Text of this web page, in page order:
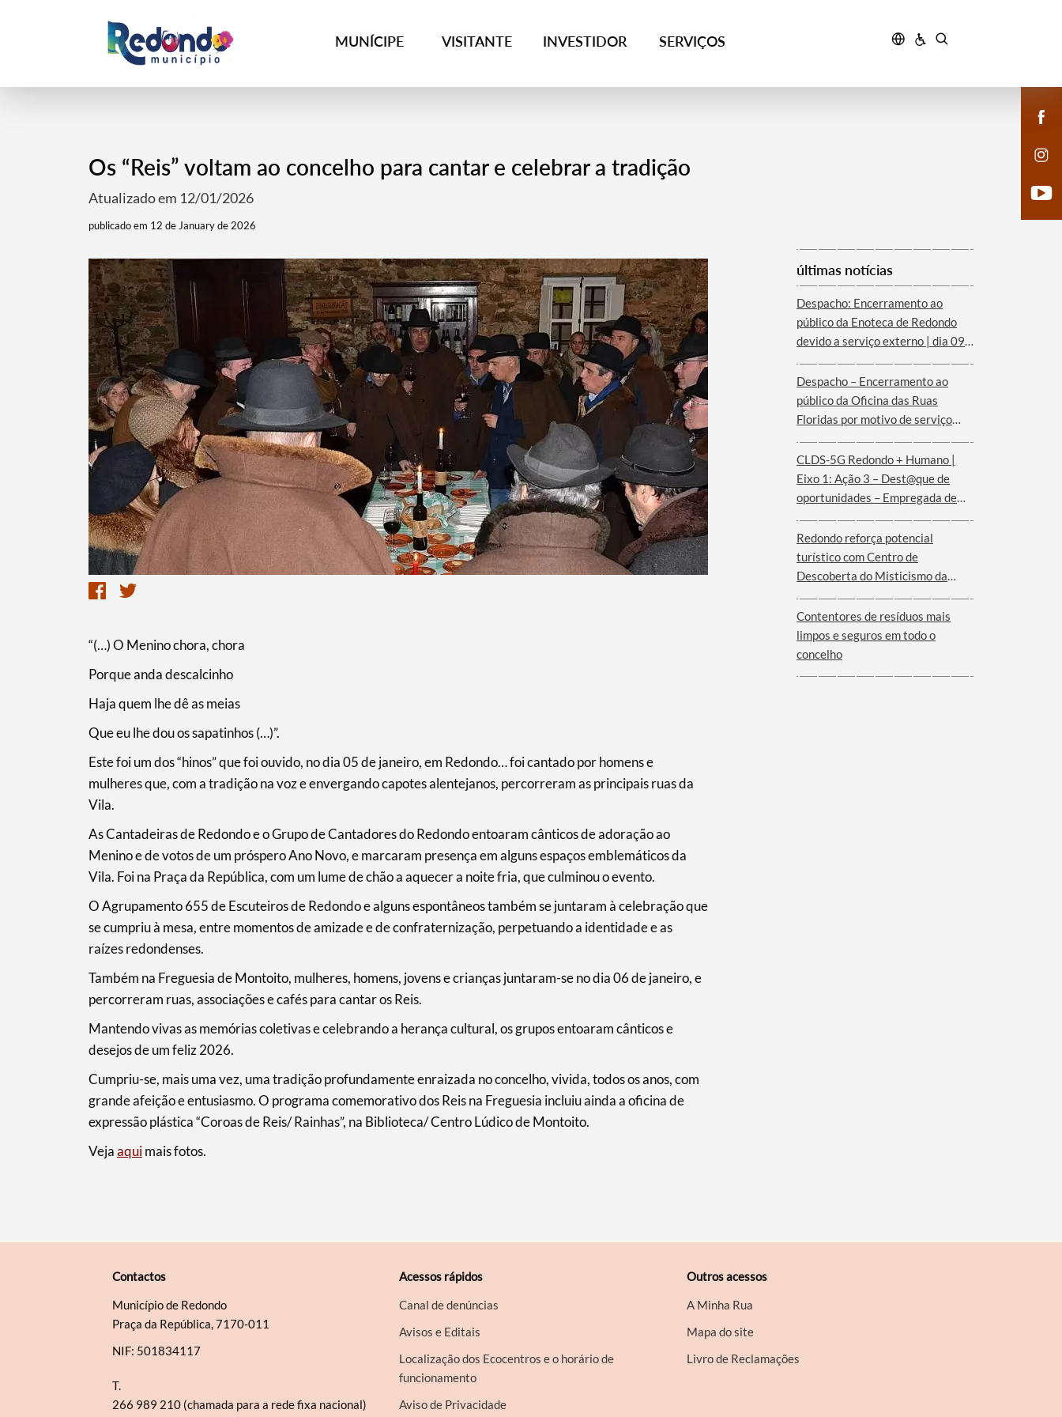
MUNÍCIPE VISITANTE INVESTIDOR SERVIÇOS
Termo de Pesquisa
Filtros
Os “Reis” voltam ao concelho para cantar e celebrar a tradição
Atualizado em 12/01/2026
publicado em 12 de January de 2026
“(…) O Menino chora, chora
Porque anda descalcinho
Haja quem lhe dê as meias
Que eu lhe dou os sapatinhos (…)”.
Este foi um dos “hinos” que foi ouvido, no dia 05 de janeiro, em Redondo… foi cantado por homens e
mulheres que, com a tradição na voz e envergando capotes alentejanos, percorreram as principais ruas da
Vila.
As Cantadeiras de Redondo e o Grupo de Cantadores do Redondo entoaram cânticos de adoração ao
Menino e de votos de um próspero Ano Novo, e marcaram presença em alguns espaços emblemáticos da
Vila. Foi na Praça da República, com um lume de chão a aquecer a noite fria, que culminou o evento.
O Agrupamento 655 de Escuteiros de Redondo e alguns espontâneos também se juntaram à celebração que
se cumpriu à mesa, entre momentos de amizade e de confraternização, perpetuando a identidade e as
raízes redondenses.
Também na Freguesia de Montoito, mulheres, homens, jovens e crianças juntaram-se no dia 06 de janeiro, e
percorreram ruas, associações e cafés para cantar os Reis.
Mantendo vivas as memórias coletivas e celebrando a herança cultural, os grupos entoaram cânticos e
desejos de um feliz 2026.
Cumpriu-se, mais uma vez, uma tradição profundamente enraizada no concelho, vivida, todos os anos, com
grande afeição e entusiasmo. O programa comemorativo dos Reis na Freguesia incluiu ainda a oficina de
expressão plástica “Coroas de Reis/ Rainhas”, na Biblioteca/ Centro Lúdico de Montoito.
Vejaaquimais fotos.
últimas notícias
Despacho: Encerramento ao
público da Enoteca de Redondo
devido a serviço externo | dia 09
Despacho – Encerramento ao
público da Oficina das Ruas
Floridas por motivo de serviço
CLDS-5G Redondo + Humano |
Eixo 1: Ação 3 – Dest@que de
oportunidades – Empregada de
Paulo – Serra d´Ossa)
Redondo reforça potencial
turístico com Centro de
Descoberta do Misticismo da
Contentores de resíduos mais
limpos e seguros em todo o
concelho
Contactos
Município de Redondo
Praça da República, 7170-011
NIF: 501834117
T.
266 989 210 (chamada para a rede fixa nacional)
Acessos rápidos
Canal de denúncias
Avisos e Editais
Localização dos Ecocentros e o horário de
funcionamento
Aviso de Privacidade
Outros acessos
A Minha Rua
Mapa do site
Livro de Reclamações